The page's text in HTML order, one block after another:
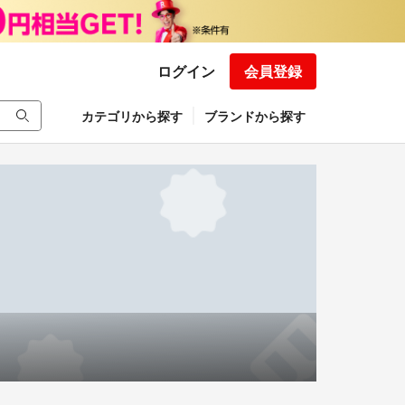
ログイン 会員登録
カテゴリから探す ブランドから探す